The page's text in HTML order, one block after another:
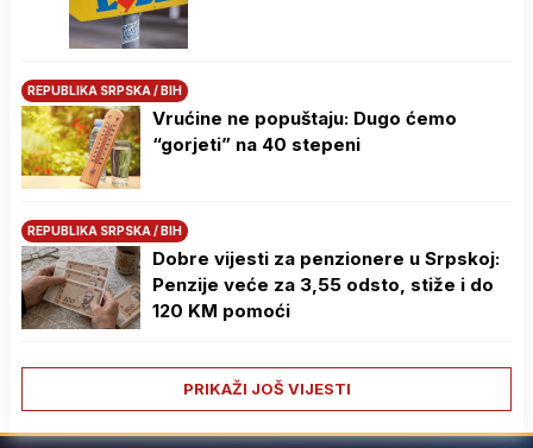
REPUBLIKA SRPSKA / BIH
Vrućine ne popuštaju: Dugo ćemo
“gorjeti” na 40 stepeni
REPUBLIKA SRPSKA / BIH
Dobre vijesti za penzionere u Srpskoj:
Penzije veće za 3,55 odsto, stiže i do
120 KM pomoći
PRIKAŽI JOŠ VIJESTI